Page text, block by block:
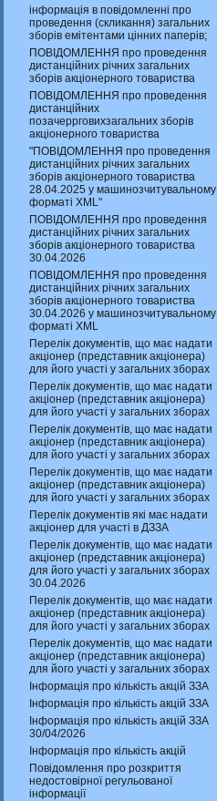
інформація в повідомленні про
проведення (скликання) загальних
зборів емітентами цінних паперів;
ПОВІДОМЛЕННЯ про проведення
дистанційних річних загальних
зборів акціонерного товариства
ПОВІДОМЛЕННЯ про проведення
дистанційних
позачеррговихзагальних зборів
акціонерного товариства
"ПОВІДОМЛЕННЯ про проведення
дистанційних річних загальних
зборів акціонерного товариства
28.04.2025 у машинозчитувальному
форматі XML"
ПОВІДОМЛЕННЯ про проведення
дистанційних річних загальних
зборів акціонерного товариства
30.04.2026
ПОВІДОМЛЕННЯ про проведення
дистанційних річних загальних
зборів акціонерного товариства
30.04.2026 у машинозчитувальному
форматі XML
Перелік документів, що має надати
акціонер (представник акціонера)
для його участі у загальних зборах
Перелік документів, що має надати
акціонер (представник акціонера)
для його участі у загальних зборах
Перелік документів, що має надати
акціонер (представник акціонера)
для його участі у загальних зборах
Перелік документів, що має надати
акціонер (представник акціонера)
для його участі у загальних зборах
Перелік документів які має надати
акціонер для участі в ДЗЗА
Перелік документів, що має надати
акціонер (представник акціонера)
для його участі у загальних зборах
30.04.2026
Перелік документів, що має надати
акціонер (представник акціонера)
для його участі у загальних зборах
Перелік документів, що має надати
акціонер (представник акціонера)
для його участі у загальних зборах
Інформація про кількість акцій ЗЗА
Інформація про кількість акцій ЗЗА
Інформація про кількість акцій ЗЗА
30/04/2026
Інформація про кількість акцій
Повідомлення про розкриття
недостовірної регульованої
інформації